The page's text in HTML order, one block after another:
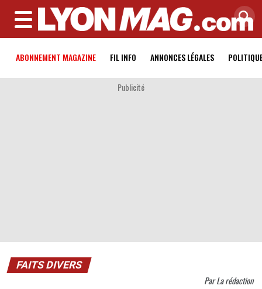
MENU
ABONNEMENT MAGAZINE FIL INFO ANNONCES LÉGALES
Publicité
FAITS DIVERS
ParLa rédaction